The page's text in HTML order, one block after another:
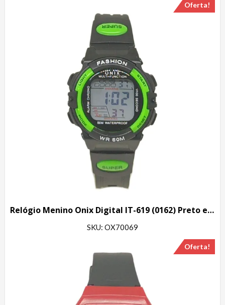
Oferta!
Relógio Menino Onix Digital IT-619 (0162) Preto e Verde
SKU: OX70069
Oferta!